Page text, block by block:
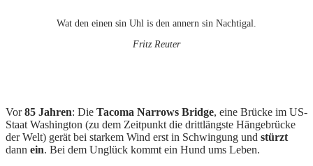
Wat den einen sin Uhl is den annern sin Nachtigal.
Fritz Reuter
Vor85 Jahren: Die Tacoma Narrows Bridge, eine Brücke im US-
Staat Washington (zu dem Zeitpunkt die drittlängste Hängebrücke
der Welt) gerät bei starkem Wind erst in Schwingung und stürzt
dann ein. Bei dem Unglück kommt ein Hund ums Leben.